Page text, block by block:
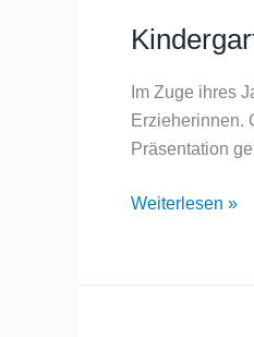
Im Zuge ihres
Erzieherinnen.
Präsentation
Kindergarten
zu
Besuch
bei
Weiterlesen »